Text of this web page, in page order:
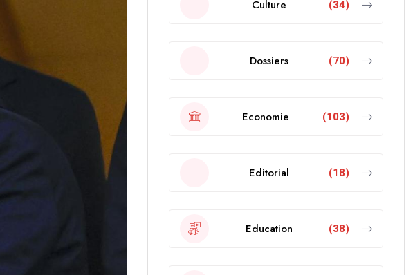
Culture (34)
Dossiers (70)
Economie (103)
Editorial (18)
Education (38)